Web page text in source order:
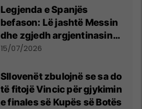
Legjenda e Spanjës
befason: Lë jashtë Messin
dhe zgjedh argjentinasin
më të mirë në botë
15/07/2026
Sllovenët zbulojnë se sa do
të fitojë Vincic për gjykimin
e finales së Kupës së Botës